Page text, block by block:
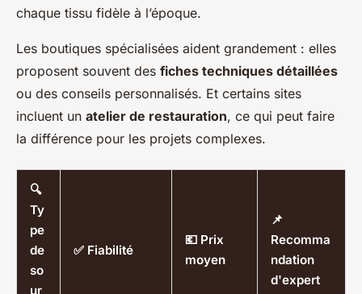
chaque tissu fidèle à l’époque.
Les boutiques spécialisées aident grandement : elles
proposent souvent des fiches techniques détaillées
ou des conseils personnalisés. Et certains sites
incluent un atelier de restauration, ce qui peut faire
la différence pour les projets complexes.
🔍
Ty
pe
de
so
ur
✅ Fiabilité
💶 Prix
moyen
📌
Recomma
ndation
d'expert